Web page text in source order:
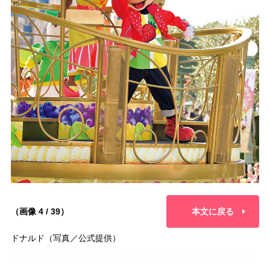
（画像 4 / 39） 本文に戻る
ドナルド（写真／公式提供）